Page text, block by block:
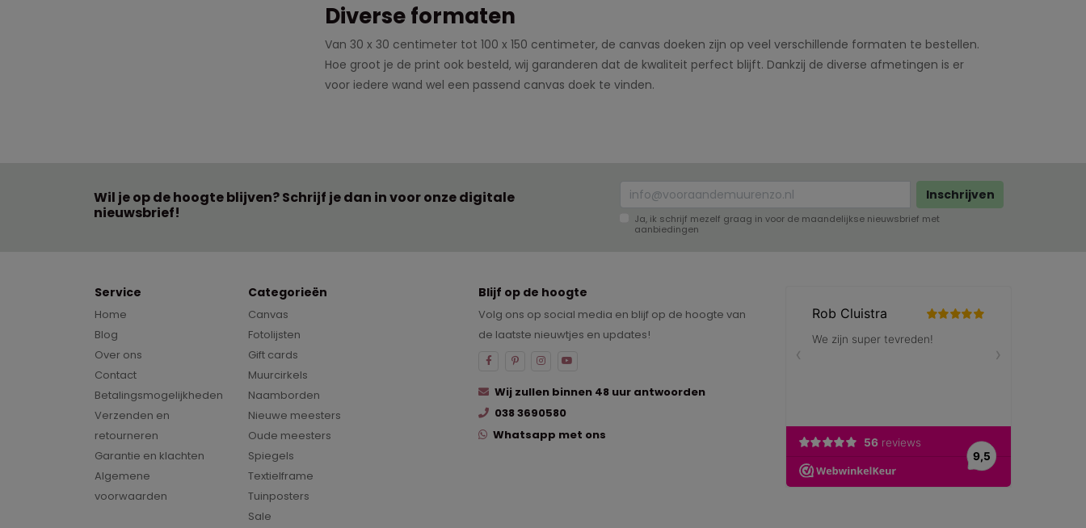
Diverse formaten
Van 30 x 30 centimeter tot 100 x 150 centimeter, de canvas doeken zijn op veel verschillende formaten te bestellen.
Hoe groot je de print ook besteld, wij garanderen dat de kwaliteit perfect blijft. Dankzij de diverse afmetingen is er
voor iedere wand wel een passend canvas doek te vinden.
Wil je op de hoogte blijven? Schrijf je dan in voor onze digitale
nieuwsbrief!
Inschrijven
Ja, ik schrijf mezelf graag in voor de maandelijkse nieuwsbrief met
aanbiedingen
Service
Home
Blog
Over ons
Contact
Betalingsmogelijkheden
Verzenden en
retourneren
Garantie en klachten
Algemene
voorwaarden
Categorieën
Canvas
Fotolijsten
Gift cards
Muurcirkels
Naamborden
Nieuwe meesters
Oude meesters
Spiegels
Textielframe
Tuinposters
Sale
Blijf op de hoogte
Volg ons op social media en blijf op de hoogte van
de laatste nieuwtjes en updates!
Wij zullen binnen 48 uur antwoorden
038 3690580
Whatsapp met ons